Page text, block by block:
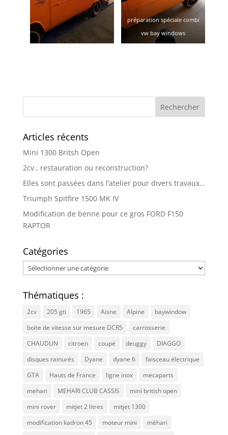
préparation spéciale combi
vw bay windows
Articles récents
Mini 1300 Britsh Open
2cv , restauration ou reconstruction?
Elles sont passées dans l’atelier pour divers travaux…
Triumph Spitfire 1500 MK IV
Modification de benne pour ce gros FORD F150
RAPTOR
Catégories
Catégories
Thématiques :
2cv 205 gti 1965 Aisne Alpine
baywindow
boite de vitesse sur mesure DCR5
carrosserie
CHAUDUN
citroen coupé deuggy
DIAGGO
disques rainurés
Dyane dyane 6
faisceau électrique
GTA
Hauts de France ligne inox
mecaparts
mehari
MEHARI CLUB CASSIS
mini british open
mini rover
mitjet 2 litres
mitjet 1300
modification kadron 45
moteur mini
méhari